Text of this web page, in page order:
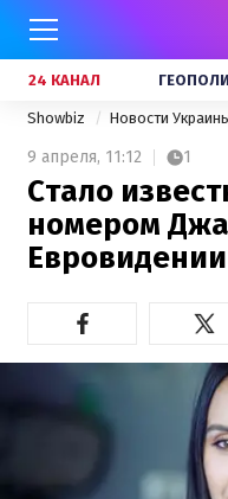
24 КАНАЛ
Showbiz Новости
9 апреля, 11:12 1
Стало
номером
Евровидении